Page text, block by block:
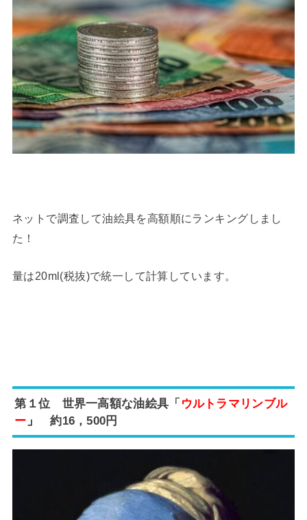
ネットで調査して油絵具を高額順にランキングしまし
た！
量は20ml(税抜)で統一して計算しています。
第１位 世界一高額な油絵具「 ウルトラマリンブル
ー 」 約16，500円